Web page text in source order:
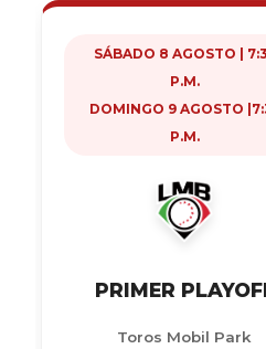
SÁBADO 8 AGOSTO |
P.M.
DOMINGO 9 AGOSTO
P.M.
PRIMER
Toros Mobil Park